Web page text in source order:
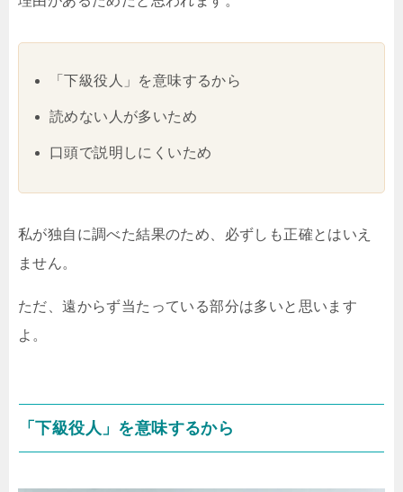
「下級役人」を意味するから
読めない人が多いため
口頭で説明しにくいため
私が独自に調べた結果のため、必ずしも正確とはいえ
ません。
ただ、遠からず当たっている部分は多いと思います
よ。
「下級役人」を意味するから